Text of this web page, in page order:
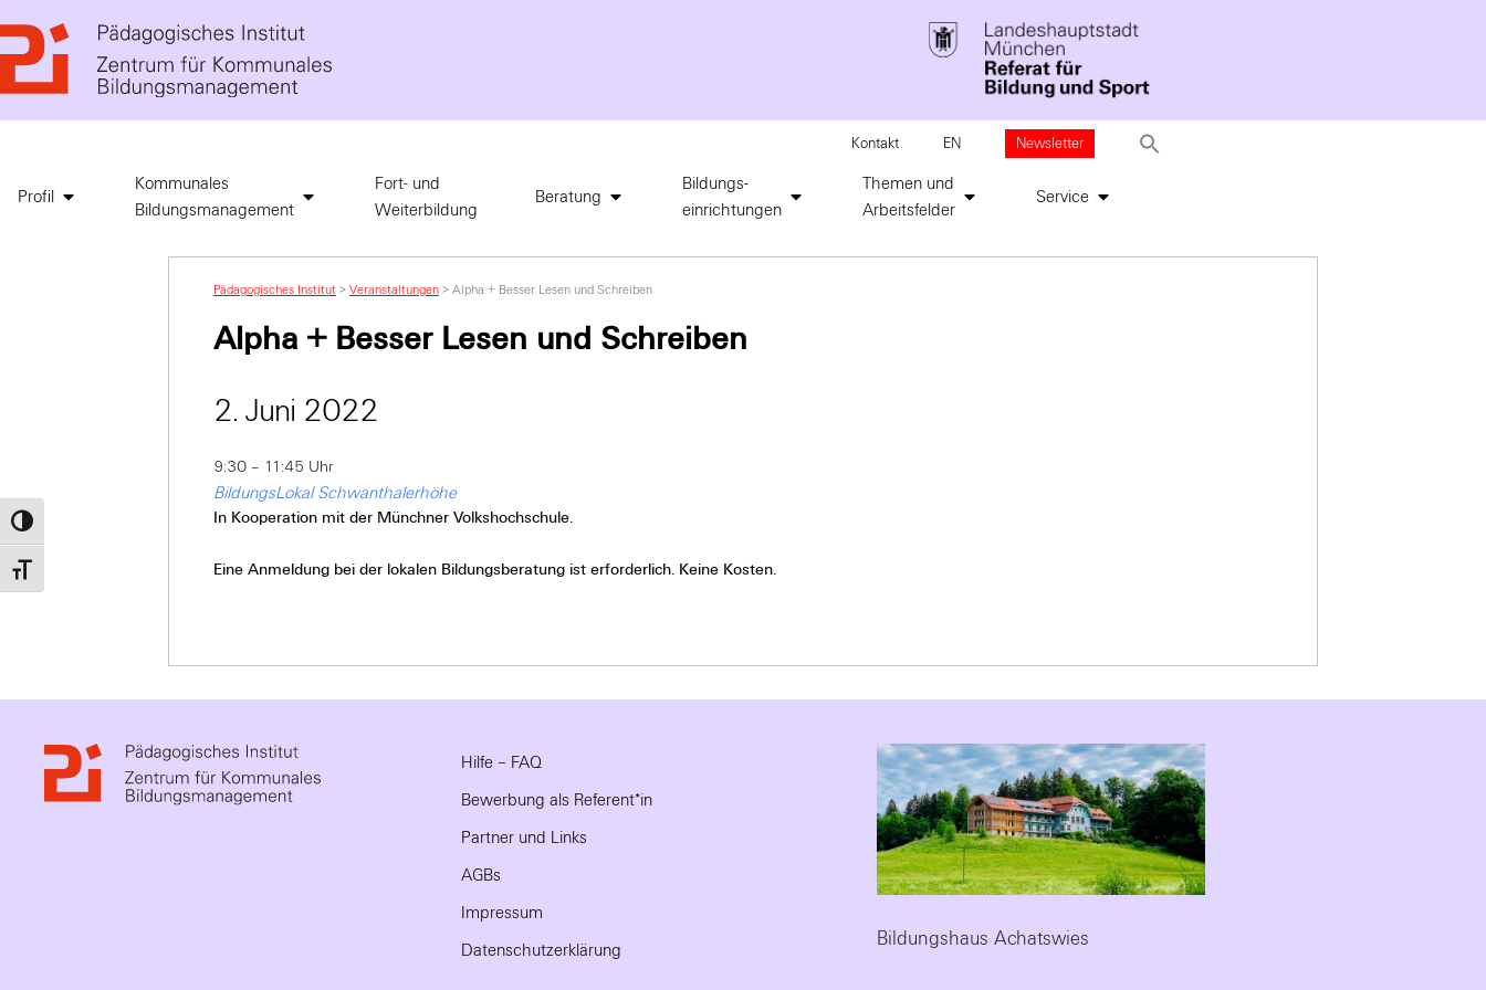
Umschalten auf hohe Kontraste
Schrift vergrößern
Kontakt EN Newsletter
Profil
Kommunales
Bildungsmanagement
Fort- und
Weiterbildung
Beratung
Bildungs-
einrichtungen
Themen und
Arbeitsfelder
Service
Pädagogisches Institut > Veranstaltungen > Alpha + Besser Lesen und Schreiben
Alpha + Besser Lesen und Schreiben
2. Juni 2022
9:30 – 11:45 Uhr
BildungsLokal Schwanthalerhöhe
In Kooperation mit der Münchner Volkshochschule.
Eine Anmeldung bei der lokalen Bildungsberatung ist erforderlich. Keine Kosten.
Hilfe – FAQ
Bewerbung als Referent*in
Partner und Links
AGBs
Impressum
Datenschutzerklärung
Bildungshaus Achatswies